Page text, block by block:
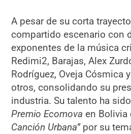
A pesar de su corta
compartido escenario con
exponentes de la música
Redimi2, Barajas, Alex
Rodríguez, Oveja Cósmica
otros, consolidando su
industria. Su talento ha
Premio Ecomova en Bolivia
Canción Urbana”por su